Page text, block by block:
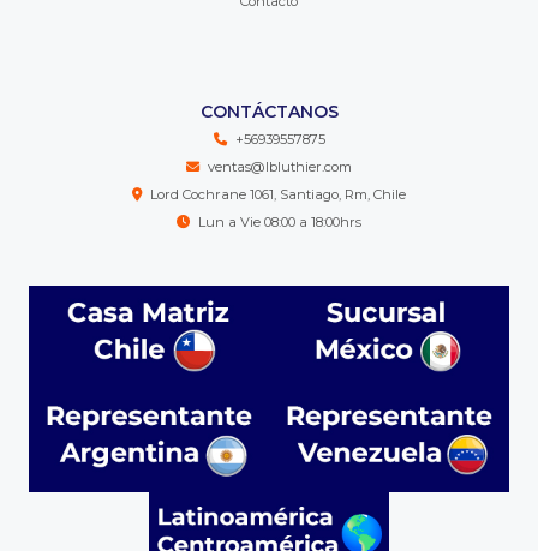
CONTÁCTANOS
+56939557875
ventas@lbluthier.com
Lord Cochrane 1061, Santiago, Rm, Chile
Lun a Vie 08:00 a 18:00hrs